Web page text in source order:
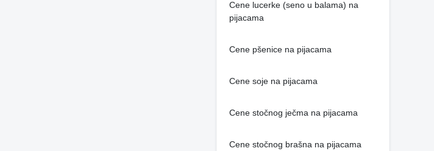
Cene lucerke (seno u balama) na
pijacama
Cene pšenice na pijacama
Cene soje na pijacama
Cene stočnog ječma na pijacama
Cene stočnog brašna na pijacama